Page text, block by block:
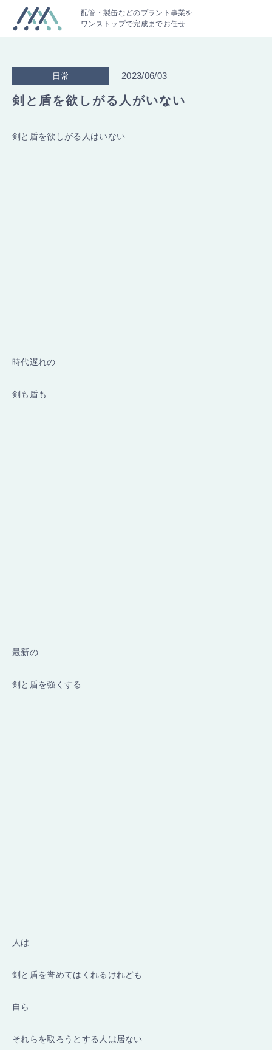
配管・製缶などのプラント事業を
ワンストップで完成までお任せ
日常 2023/06/03
剣と盾を欲しがる人がいない
剣と盾を欲しがる人はいない
時代遅れの
剣も盾も
最新の
剣と盾を強くする
人は
剣と盾を誉めてはくれるけれども
自ら
それらを取ろうとする人は居ない